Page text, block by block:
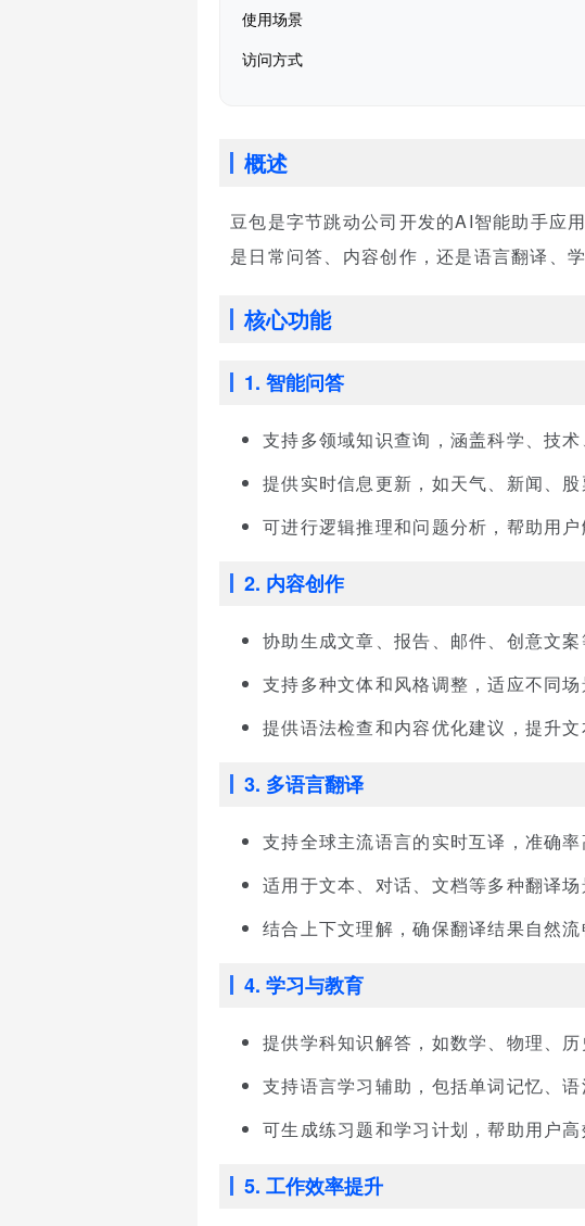
使用场景
访问方式
概述
豆包是字节跳动公司开发的AI智能助手应
是日常问答、内容创作，还是语言翻译、
核心功能
1. 智能问答
支持多领域知识查询，涵盖科学、技术
提供实时信息更新，如天气、新闻、股
可进行逻辑推理和问题分析，帮助用户
2. 内容创作
协助生成文章、报告、邮件、创意文案
支持多种文体和风格调整，适应不同场
提供语法检查和内容优化建议，提升文
3. 多语言翻译
支持全球主流语言的实时互译，准确率
适用于文本、对话、文档等多种翻译场
结合上下文理解，确保翻译结果自然流
4. 学习与教育
提供学科知识解答，如数学、物理、历
支持语言学习辅助，包括单词记忆、语
可生成练习题和学习计划，帮助用户高
5. 工作效率提升